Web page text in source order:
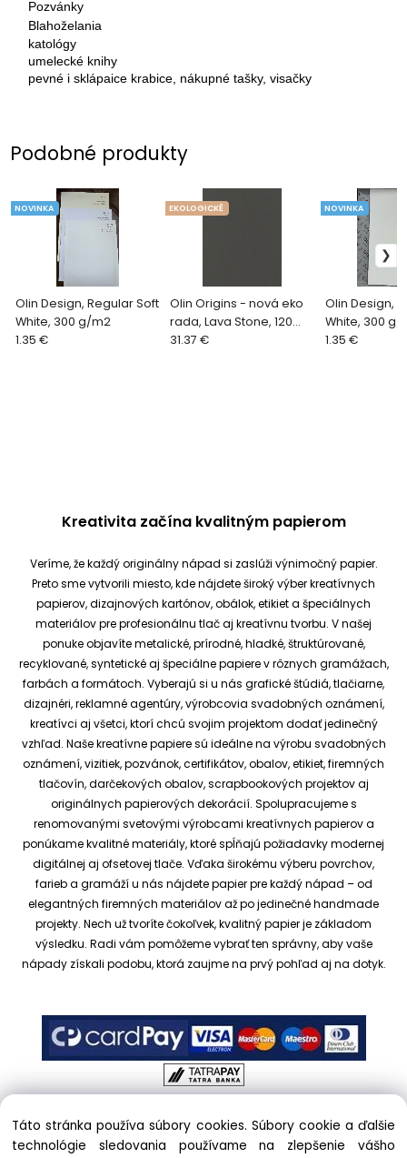
Pozvánky
Blahoželania
katológy
umelecké knihy
pevné i sklápaice krabice, nákupné tašky, visačky
Podobné produkty
Olin Design, Regular Soft
White, 300 g/m2
NOVINKA
1.35 €
Olin Origins - nová eko
rada, Lava Stone, 120
g/m2
EKOLOGICKĚ
31.37 €
Olin Design,
White, 300 g/
NOVINKA
1.35 €
Kreativita začína kvalitným papierom
Veríme, že každý originálny nápad si zaslúži výnimočný papier.
Preto sme vytvorili miesto, kde nájdete široký výber kreatívnych
papierov, dizajnových kartónov, obálok, etikiet a špeciálnych
materiálov pre profesionálnu tlač aj kreatívnu tvorbu. V našej
ponuke objavíte metalické, prírodné, hladké, štruktúrované,
recyklované, syntetické aj špeciálne papiere v rôznych gramážach,
farbách a formátoch. Vyberajú si u nás grafické štúdiá, tlačiarne,
dizajnéri, reklamné agentúry, výrobcovia svadobných oznámení,
kreatívci aj všetci, ktorí chcú svojim projektom dodať jedinečný
vzhľad. Naše kreatívne papiere sú ideálne na výrobu svadobných
oznámení, vizitiek, pozvánok, certifikátov, obalov, etikiet, firemných
tlačovín, darčekových obalov, scrapbookových projektov aj
originálnych papierových dekorácií. Spolupracujeme s
renomovanými svetovými výrobcami kreatívnych papierov a
ponúkame kvalitné materiály, ktoré spĺňajú požiadavky modernej
digitálnej aj ofsetovej tlače. Vďaka širokému výberu povrchov,
farieb a gramáží u nás nájdete papier pre každý nápad – od
elegantných firemných materiálov až po jedinečné handmade
projekty. Nech už tvoríte čokoľvek, kvalitný papier je základom
výsledku. Radi vám pomôžeme vybrať ten správny, aby vaše
nápady získali podobu, ktorá zaujme na prvý pohľad aj na dotyk.
Copyright © 2017 kreativnypapier.sk, All rights reserved |
Táto stránka používa súbory cookies. Súbory cookie a ďalšie
technológie sledovania používame na zlepšenie vášho